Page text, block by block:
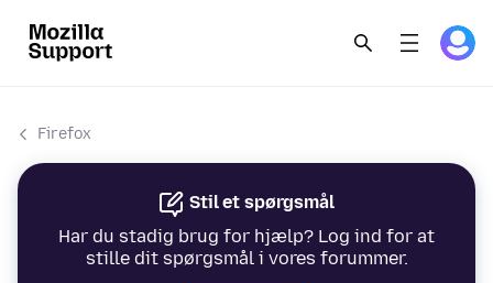
Firefox
Stil et spørgsmål
Har du stadig brug for hjælp? Log ind for at
stille dit spørgsmål i vores forummer.